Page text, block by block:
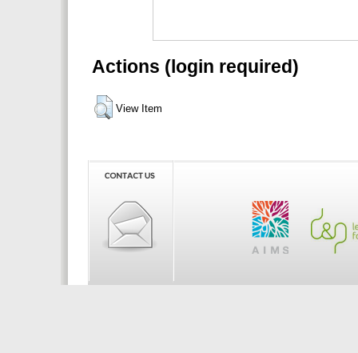
Actions (login required)
View Item